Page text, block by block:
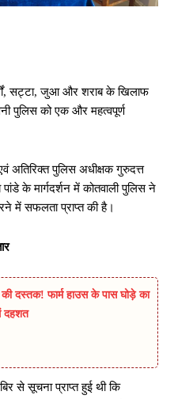
सट्टा, जुआ और शराब के खिलाफ
पुलिस को एक और महत्वपूर्ण
अतिरिक्त पुलिस अधीक्षक गुरुदत्त
के मार्गदर्शन में कोतवाली पुलिस ने
में सफलता प्राप्त की है।
की दस्तक! फार्म हाउस के पास घोड़े का
दहशत
से सूचना प्राप्त हुई थी कि